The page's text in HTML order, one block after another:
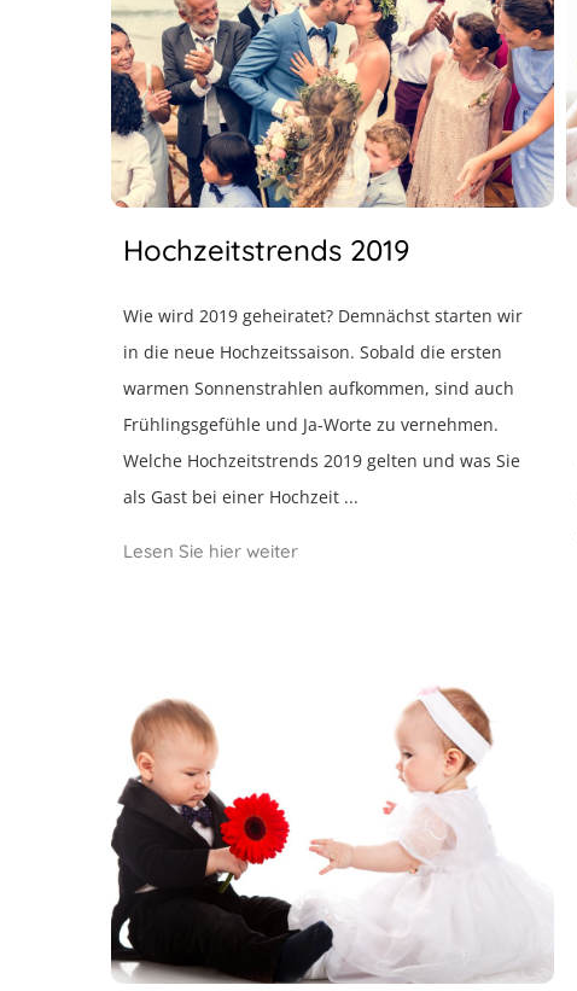
Hochzeitstrends 2019
Wie wird 2019 geheiratet? Demnächst starten wir
in die neue Hochzeitssaison. Sobald die ersten
warmen Sonnenstrahlen aufkommen, sind auch
Frühlingsgefühle und Ja-Worte zu vernehmen.
Welche Hochzeitstrends 2019 gelten und was Sie
als Gast bei einer Hochzeit ...
Lesen Sie hier weiter